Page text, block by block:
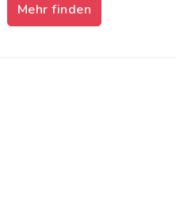
Mehr finden